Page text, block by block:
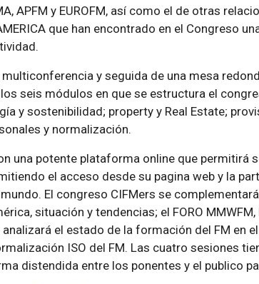
APFM y EUROFM, así como el de otras
que han encontrado en el Congreso
y seguida de una mesa
seis módulos en que se estructura el
y sostenibilidad; property y Real Estate;
y normalización.
una potente plataforma online que permitirá
el acceso desde su pagina web y la
El congreso CIFMers se
situación y tendencias; el FORO
el estado de la formación del FM en el
ISO del FM. Las cuatro sesiones
distendida entre los ponentes y el publico